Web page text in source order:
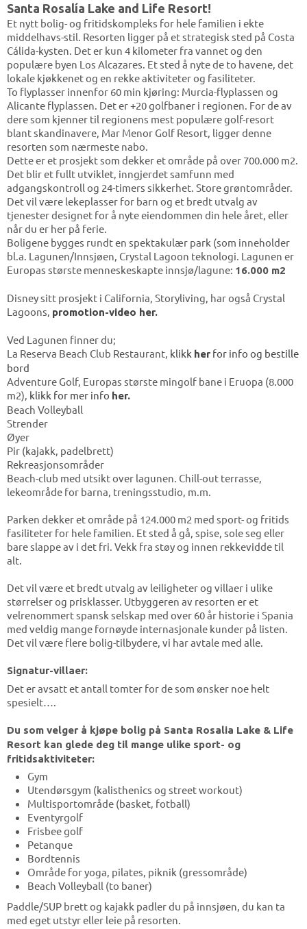
Santa Rosalía Lake and Life Resort!
Et nytt bolig- og fritidskompleks for hele familien i ekte
middelhavs-stil. Resorten ligger på et strategisk sted på Costa
Cálida-kysten. Det er kun 4 kilometer fra vannet og den
populære byen Los Alcazares. Et sted å nyte de to havene, det
lokale kjøkkenet og en rekke aktiviteter og fasiliteter.
To flyplasser innenfor 60 min kjøring: Murcia-flyplassen og
Alicante flyplassen. Det er +20 golfbaner i regionen. For de av
dere som kjenner til regionens mest populære golf-resort
blant skandinavere, Mar Menor Golf Resort, ligger denne
resorten som nærmeste nabo.
Dette er et prosjekt som dekker et område på over 700.000 m2.
Det blir et fullt utviklet, inngjerdet samfunn med
adgangskontroll og 24-timers sikkerhet. Store grøntområder.
Det vil være lekeplasser for barn og et bredt utvalg av
tjenester designet for å nyte eiendommen din hele året, eller
når du er her på ferie.
Boligene bygges rundt en spektakulær park (som inneholder
bl.a. Lagunen/Innsjøen, Crystal Lagoon teknologi. Lagunen er
Europas største menneskeskapte innsjø/lagune: 16.000 m2
Disney sitt prosjekt i California, Storyliving, har også Crystal
Lagoons, promotion-video her.
Ved Lagunen finner du;
La Reserva Beach Club Restaurant, klikk her for info og bestille
bord
Adventure Golf, Europas største mingolf bane i Eruopa (8.000
m2), klikk for mer info her.
Beach Volleyball
Strender
Øyer
Pir (kajakk, padelbrett)
Rekreasjonsområder
Beach-club med utsikt over lagunen. Chill-out terrasse,
lekeområde for barna, treningsstudio, m.m.
Parken dekker et område på 124.000 m2 med sport- og fritids
fasiliteter for hele familien. Et sted å gå, spise, sole seg eller
bare slappe av i det fri. Vekk fra støy og innen rekkevidde til
alt.
Det vil være et bredt utvalg av leiligheter og villaer i ulike
størrelser og prisklasser. Utbyggeren av resorten er et
velrenommert spansk selskap med over 60 år historie i Spania
med veldig mange fornøyde internasjonale kunder på listen.
Det vil være flere bolig-tilbydere, vi har avtale med alle.
Signatur-villaer:
Det er avsatt et antall tomter for de som ønsker noe helt
spesielt….
Du som velger å kjøpe bolig på Santa Rosalia Lake & Life
Resort kan glede deg til mange ulike sport- og
fritidsaktiviteter:
Gym
Utendørsgym (kalisthenics og street workout)
Multisportområde (basket, fotball)
Eventyrgolf
Frisbee golf
Petanque
Bordtennis
Område for yoga, pilates, piknik (gressområde)
Beach Volleyball (to baner)
Paddle/SUP brett og kajakk padler du på innsjøen, du kan ta
med eget utstyr eller leie på resorten.